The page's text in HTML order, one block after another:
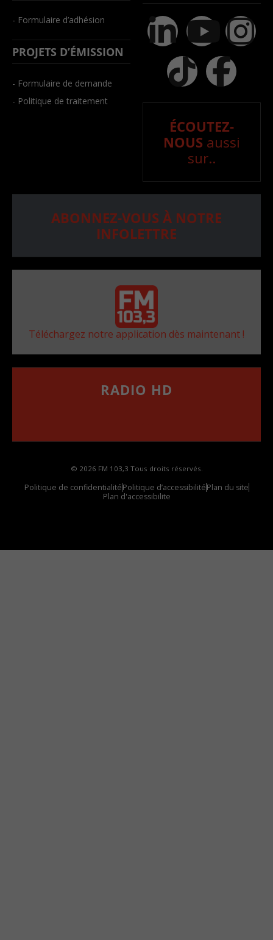
- Formulaire d’adhésion
PROJETS D’ÉMISSION
- Formulaire de demande
- Politique de traitement
ÉCOUTEZ-
NOUS aussi
sur..
ABONNEZ-VOUS À NOTRE
INFOLETTRE
Téléchargez notre application dès maintenant !
RADIO HD
© 2026 FM 103,3 Tous droits réservés.
Politique de confidentialitéPolitique d’accessibilitéPlan du site
Plan d'accessibilite